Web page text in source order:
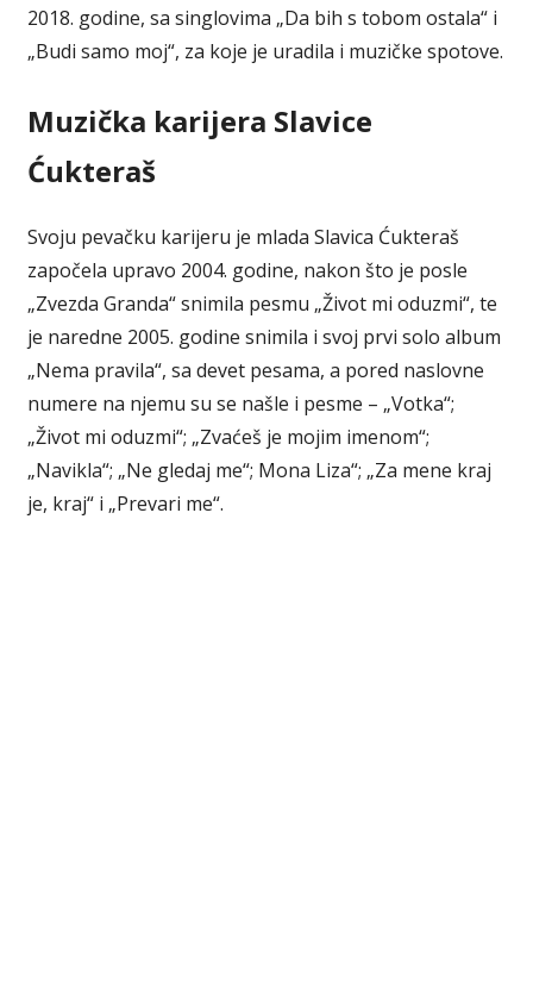
2018. godine, sa singlovima „Da bih s tobom ostala“ i
„Budi samo moj“, za koje je uradila i muzičke spotove.
Muzička karijera Slavice
Ćukteraš
Svoju pevačku karijeru je mlada Slavica Ćukteraš
započela upravo 2004. godine, nakon što je posle
„Zvezda Granda“ snimila pesmu „Život mi oduzmi“, te
je naredne 2005. godine snimila i svoj prvi solo album
„Nema pravila“, sa devet pesama, a pored naslovne
numere na njemu su se našle i pesme – „Votka“;
„Život mi oduzmi“; „Zvaćeš je mojim imenom“;
„Navikla“; „Ne gledaj me“; Mona Liza“; „Za mene kraj
je, kraj“ i „Prevari me“.